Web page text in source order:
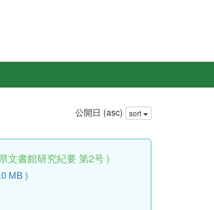
公開日 (asc) sort
文書館研究紀要 第2号 )
MB )